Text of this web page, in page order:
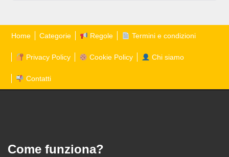
Home Categorie Regole Termini e condizioni
Privacy Policy Cookie Policy Chi siamo
Contatti
Come funziona?